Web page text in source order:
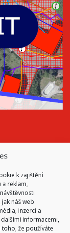
k zajištění
a reklam,
náš web
inzerci a
informacemi,
že používáte